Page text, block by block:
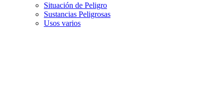
Situación de Peligro
Sustancias Peligrosas
Usos varios